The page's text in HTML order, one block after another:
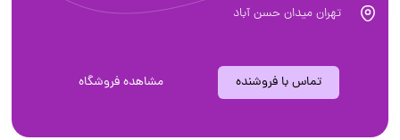
تهران میدان حسن آباد
تماس با فروشنده مشاهده فروشگاه